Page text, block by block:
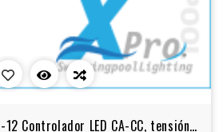
Controlador LED CA-CC, tensión